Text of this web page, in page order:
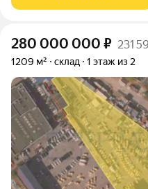
280 000 000 ₽ 231
1209 м² склад 1 этаж из 2